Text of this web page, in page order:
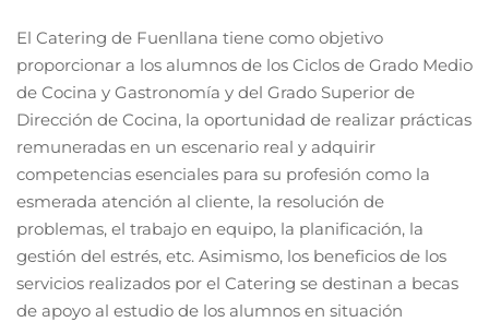
El Catering de Fuenllana tiene como objetivo
proporcionar a los alumnos de los Ciclos de Grado Medio
de Cocina y Gastronomía y del Grado Superior de
Dirección de Cocina, la oportunidad de realizar prácticas
remuneradas en un escenario real y adquirir
competencias esenciales para su profesión como la
esmerada atención al cliente, la resolución de
problemas, el trabajo en equipo, la planificación, la
gestión del estrés, etc. Asimismo, los beneficios de los
servicios realizados por el Catering se destinan a becas
de apoyo al estudio de los alumnos en situación